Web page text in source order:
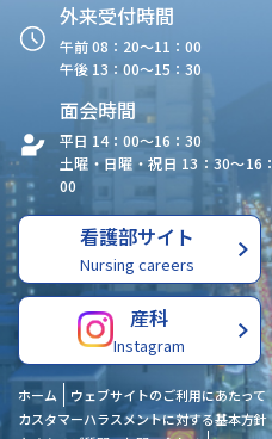
外来受付時間
午前 08：20〜11：00
午後 13：00〜15：30
面会時間
平日 14：00〜16：30
土曜・日曜・祝日 13：30〜16：
00
看護部サイト
Nursing careers
産科
Instagram
ホーム
ウェブサイトのご利用にあたって
カスタマーハラスメントに対する基本方針